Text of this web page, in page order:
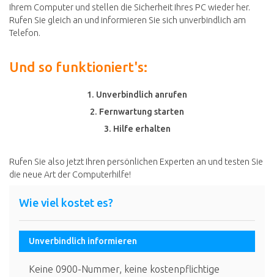
Ihrem Computer und stellen die Sicherheit Ihres PC wieder her.
Rufen Sie gleich an und informieren Sie sich unverbindlich am
Telefon.
Und so funktioniert's:
1. Unverbindlich anrufen
2. Fernwartung starten
3. Hilfe erhalten
Rufen Sie also jetzt Ihren persönlichen Experten an und testen Sie
die neue Art der Computerhilfe!
Wie viel kostet es?
Unverbindlich informieren
Keine 0900-Nummer, keine kostenpflichtige